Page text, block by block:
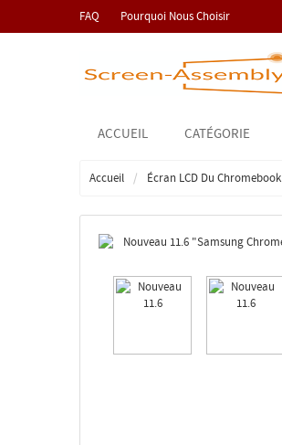
FAQ Pourquoi Nous Choisir
ACCUEIL CATÉGORIE
Accueil Écran LCD Du Chromebook